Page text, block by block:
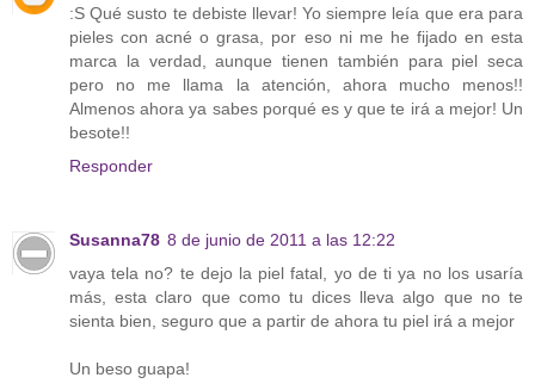
:S Qué susto te debiste llevar! Yo siempre leía que era para
pieles con acné o grasa, por eso ni me he fijado en esta
marca la verdad, aunque tienen también para piel seca
pero no me llama la atención, ahora mucho menos!!
Almenos ahora ya sabes porqué es y que te irá a mejor! Un
besote!!
Responder
Susanna78 8 de junio de 2011 a las 12:22
vaya tela no? te dejo la piel fatal, yo de ti ya no los usaría
más, esta claro que como tu dices lleva algo que no te
sienta bien, seguro que a partir de ahora tu piel irá a mejor
Un beso guapa!